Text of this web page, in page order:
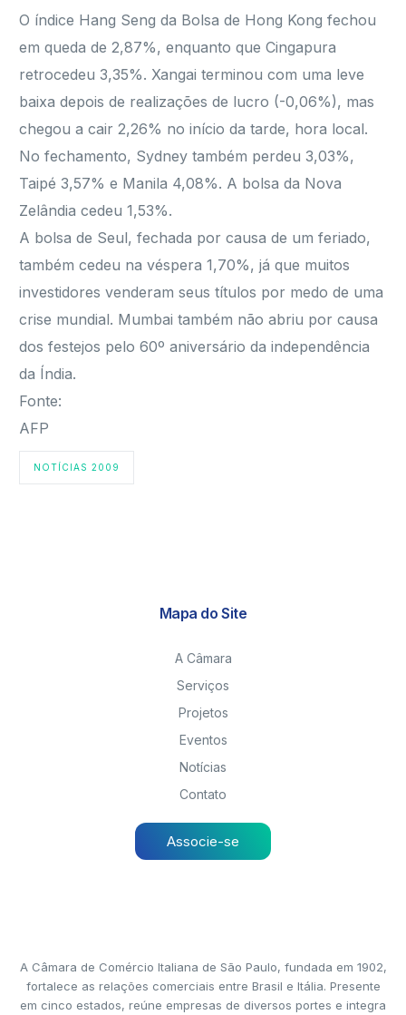
O índice Hang Seng da Bolsa de Hong Kong fechou
em queda de 2,87%, enquanto que Cingapura
retrocedeu 3,35%. Xangai terminou com uma leve
baixa depois de realizações de lucro (-0,06%), mas
chegou a cair 2,26% no início da tarde, hora local.
No fechamento, Sydney também perdeu 3,03%,
Taipé 3,57% e Manila 4,08%. A bolsa da Nova
Zelândia cedeu 1,53%.
A bolsa de Seul, fechada por causa de um feriado,
também cedeu na véspera 1,70%, já que muitos
investidores venderam seus títulos por medo de uma
crise mundial. Mumbai também não abriu por causa
dos festejos pelo 60º aniversário da independência
da Índia.
Fonte:
AFP
NOTÍCIAS 2009
Mapa do Site
A Câmara
Serviços
Projetos
Eventos
Notícias
Contato
Associe-se
A Câmara de Comércio Italiana de São Paulo, fundada em 1902,
fortalece as relações comerciais entre Brasil e Itália. Presente
em cinco estados, reúne empresas de diversos portes e integra